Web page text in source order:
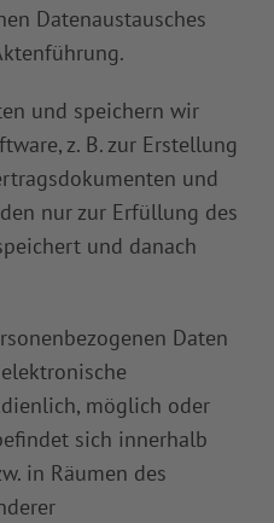
Datenaustausches
und speichern wir
z. B. zur Erstellung
und
nur zur Erfüllung des
und danach
Daten
möglich oder
sich innerhalb
in Räumen des